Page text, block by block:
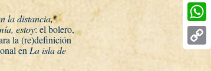
la distancia,
estoy: el bolero,
la (re)definición
en La isla de
infinitos
Email